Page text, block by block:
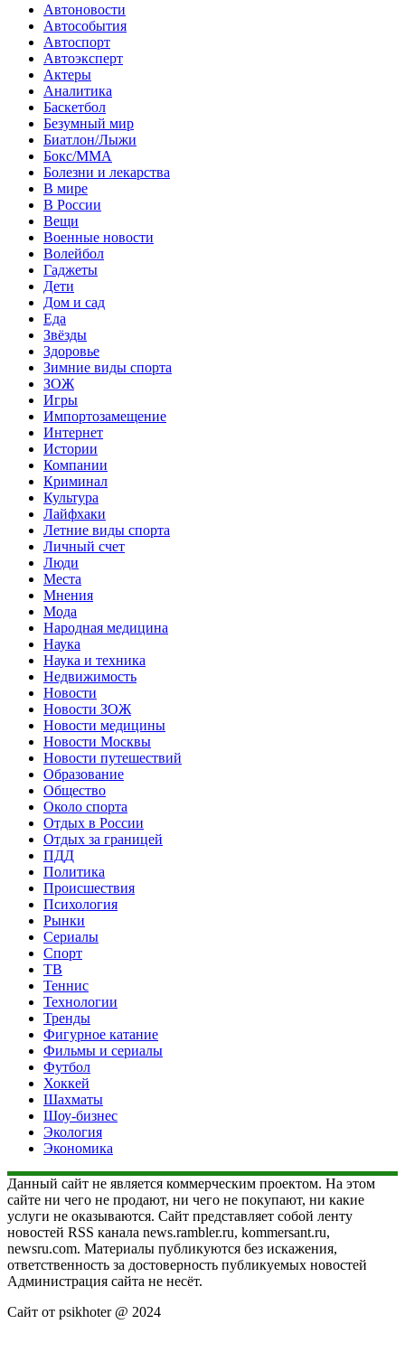
Автоновости
Автособытия
Автоспорт
Автоэксперт
Актеры
Аналитика
Баскетбол
Безумный мир
Биатлон/Лыжи
Бокс/MMA
Болезни и лекарства
В мире
В России
Вещи
Военные новости
Волейбол
Гаджеты
Дети
Дом и сад
Еда
Звёзды
Здоровье
Зимние виды спорта
ЗОЖ
Игры
Импортозамещение
Интернет
Истории
Компании
Криминал
Культура
Лайфхаки
Летние виды спорта
Личный счет
Люди
Места
Мнения
Мода
Народная медицина
Наука
Наука и техника
Недвижимость
Новости
Новости ЗОЖ
Новости медицины
Новости Москвы
Новости путешествий
Образование
Общество
Около спорта
Отдых в России
Отдых за границей
ПДД
Политика
Происшествия
Психология
Рынки
Сериалы
Спорт
ТВ
Теннис
Технологии
Тренды
Фигурное катание
Фильмы и сериалы
Футбол
Хоккей
Шахматы
Шоу-бизнес
Экология
Экономика
Данный сайт не является коммерческим проектом. На этом
сайте ни чего не продают, ни чего не покупают, ни какие
услуги не оказываются. Сайт представляет собой ленту
новостей RSS канала news.rambler.ru, kommersant.ru,
newsru.com. Материалы публикуются без искажения,
ответственность за достоверность публикуемых новостей
Администрация сайта не несёт.
Сайт от psikhoter @ 2024